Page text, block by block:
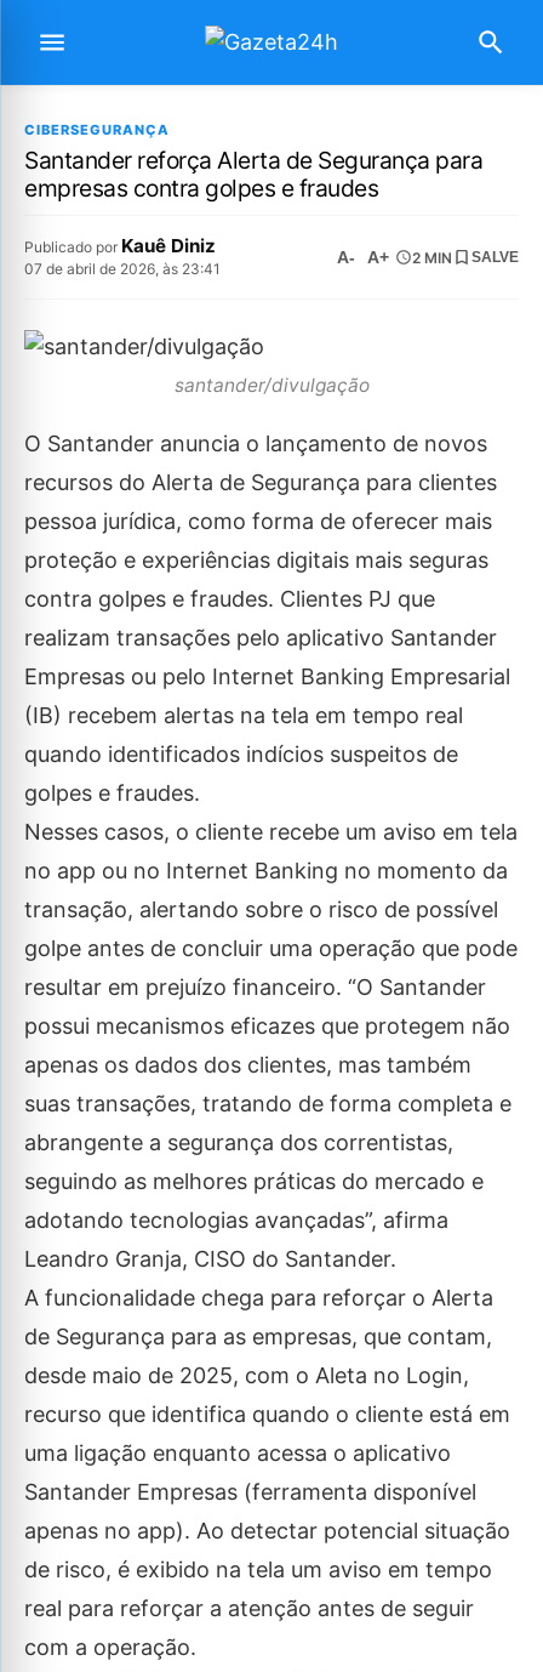
CIBERSEGURANÇA
Santander reforça Alerta de Segurança para
empresas contra golpes e fraudes
Publicado por Kauê Diniz
07 de abril de 2026, às 23:41
A- A+ 2 MIN SALVE
santander/divulgação
O Santander anuncia o lançamento de novos
recursos do Alerta de Segurança para clientes
pessoa jurídica, como forma de oferecer mais
proteção e experiências digitais mais seguras
contra golpes e fraudes. Clientes PJ que
realizam transações pelo aplicativo Santander
Empresas ou pelo Internet Banking Empresarial
(IB) recebem alertas na tela em tempo real
quando identificados indícios suspeitos de
golpes e fraudes.
Nesses casos, o cliente recebe um aviso em tela
no app ou no Internet Banking no momento da
transação, alertando sobre o risco de possível
golpe antes de concluir uma operação que pode
resultar em prejuízo financeiro. “O Santander
possui mecanismos eficazes que protegem não
apenas os dados dos clientes, mas também
suas transações, tratando de forma completa e
abrangente a segurança dos correntistas,
seguindo as melhores práticas do mercado e
adotando tecnologias avançadas”, afirma
Leandro Granja, CISO do Santander.
A funcionalidade chega para reforçar o Alerta
de Segurança para as empresas, que contam,
desde maio de 2025, com o Aleta no Login,
recurso que identifica quando o cliente está em
uma ligação enquanto acessa o aplicativo
Santander Empresas (ferramenta disponível
apenas no app). Ao detectar potencial situação
de risco, é exibido na tela um aviso em tempo
real para reforçar a atenção antes de seguir
com a operação.